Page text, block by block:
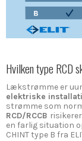
Hvilken type RCD
Lækstrømme er
elektriske
strømme som
RCD/RCCB
en farlig situation
CHINT type B fra